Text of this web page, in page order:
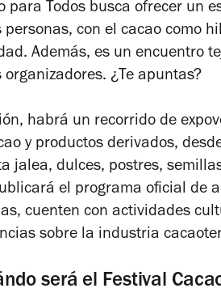
para Todos busca ofrecer un
personas, con el cacao como
Además, es un encuentro
¿Te apuntas?
habrá un recorrido de
y productos derivados,
jalea, dulces, postres,
el programa oficial de
cuenten con actividades
sobre la industria
será el Festival